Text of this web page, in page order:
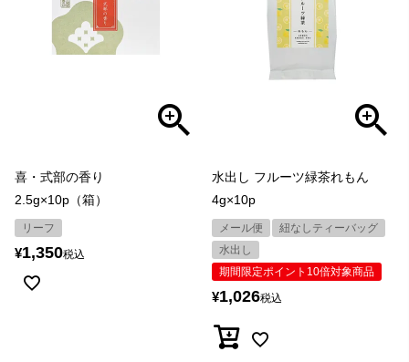
喜・式部の香り
2.5g×10p（箱）
リーフ
¥1,350税込
水出し フルーツ緑茶れもん
4g×10p
メール便
紐なしティーバッグ
水出し
期間限定ポイント10倍対象商品
¥1,026税込